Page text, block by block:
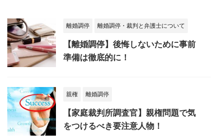
離婚調停 離婚調停・裁判と弁護士について
【離婚調停】後悔しないために事前
準備は徹底的に！
親権 離婚調停
【家庭裁判所調査官】親権問題で気
をつけるべき要注意人物！